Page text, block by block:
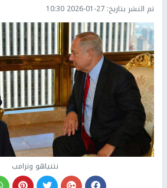
تم النشر بتاريخ: 2026-01-27 10:30
نتنياهو وترامب